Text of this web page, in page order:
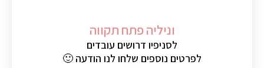
וניליה פתח תקווה
לסניפיו דרושים עובדים
לפרטים נוספים שלחו לנו הודעה 🙂